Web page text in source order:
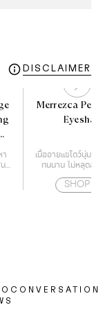
DISCLAIMER
า
ฟู
ว
Merrezca Pearl
เนื้ออายแชโดว์นุ่มละเอี
ทนนาน ไม่หลุดลอกร
SHOP
CONVERSATION